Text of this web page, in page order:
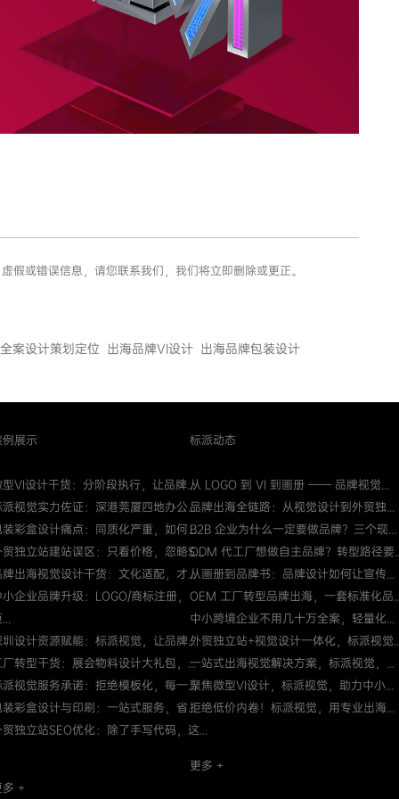
或错误信息，请您联系我们，我们将立即删除或更正。
案设计策划定位 出海品牌VI设计 出海品牌包装设计
例展示
型VI设计干货：分阶段执行，让品牌...
派视觉实力佐证：深港莞厦四地办公...
装彩盒设计痛点：同质化严重，如何...
贸独立站建站误区：只看价格，忽略S...
牌出海视觉设计干货：文化适配，才...
企业品牌升级：LOGO/商标注册，
圳设计资源赋能：标派视觉，让品牌...
厂转型干货：展会物料设计大礼包，...
派视觉服务承诺：拒绝模板化，每一...
装彩盒设计与印刷：一站式服务，省...
独立站SEO优化：除了手写代码，这...
多 +
标派动态
从 LOGO 到 VI 到画册 —— 品牌视觉...
品牌出海全链路：从视觉设计到外贸独...
B2B 企业为什么一定要做品牌？三个现...
ODM 代工厂想做自主品牌？转型路径要
从画册到品牌书：品牌设计如何让宣传...
OEM 工厂转型品牌出海，一套标准化品
中小跨境企业不用几十万全案，轻量化...
外贸独立站+视觉设计一体化，标派视觉
一站式出海视觉解决方案，标派视觉，...
聚焦微型VI设计，标派视觉，助力中小...
拒绝低价内卷！标派视觉，用专业出海...
更多 +